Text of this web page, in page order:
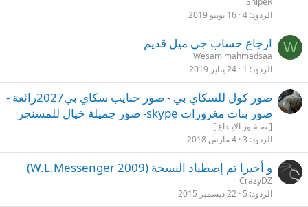
الردود 4 16 يونيو 2019
W ارجاع حساب جي ميل قديم
Wesam mahmadsaa
الردود 1 24 يناير 2019
صور كول للسكاي بي - صور حبايب سكاي بي2027رائعة -
صور بنات مغرورات skype- صور جميلة خيال للمسنجر
[ صـقـور الإبـدآع ]
الردود 3 4 مارس 2018
و أخيرا تم إصطياد النسخة (W.L.Messenger 2009)
CrazyDZ
الردود 5 22 ديسمبر 2015